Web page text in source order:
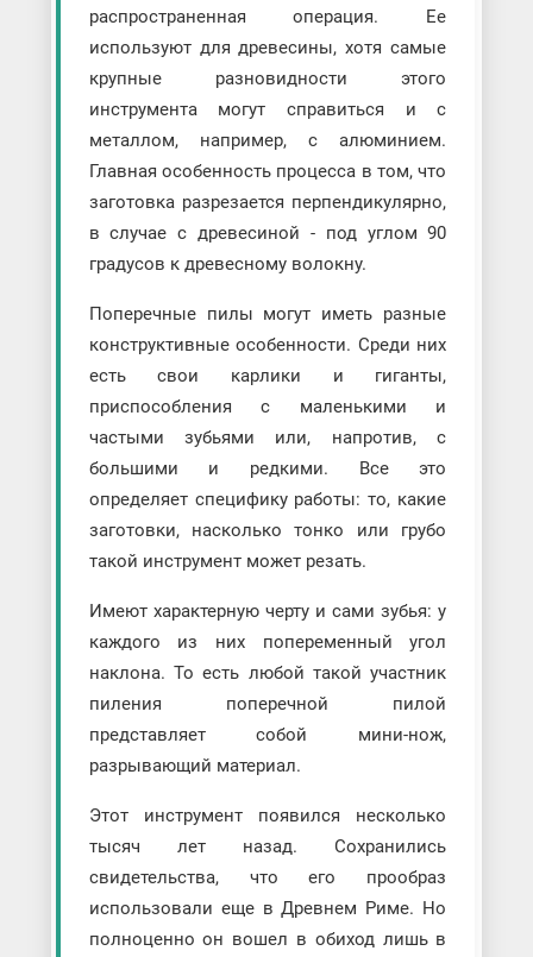
распространенная операция. Ее
используют для древесины, хотя самые
крупные разновидности этого
инструмента могут справиться и с
металлом, например, с алюминием.
Главная особенность процесса в том, что
заготовка разрезается перпендикулярно,
в случае с древесиной - под углом 90
градусов к древесному волокну.
Поперечные пилы могут иметь разные
конструктивные особенности. Среди них
есть свои карлики и гиганты,
приспособления с маленькими и
частыми зубьями или, напротив, с
большими и редкими. Все это
определяет специфику работы: то, какие
заготовки, насколько тонко или грубо
такой инструмент может резать.
Имеют характерную черту и сами зубья: у
каждого из них попеременный угол
наклона. То есть любой такой участник
пиления поперечной пилой
представляет собой мини-нож,
разрывающий материал.
Этот инструмент появился несколько
тысяч лет назад. Сохранились
свидетельства, что его прообраз
использовали еще в Древнем Риме. Но
полноценно он вошел в обиход лишь в